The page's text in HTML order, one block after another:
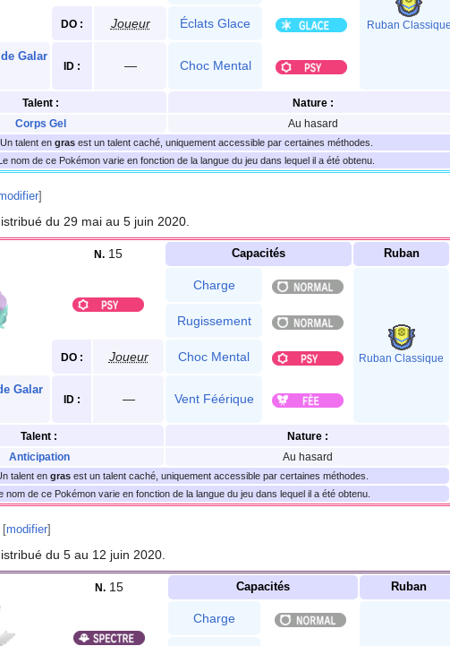
Ruban
DO : Joueur Éclats Glace
Galar
ID : — Choc Mental
Talent : Nature :
Corps Gel Au hasard
Un talent en grasest un talent caché, uniquement accessible par certaines méthodes.
Le nom de ce Pokémon varie en fonction de la langue du jeu dans lequel il a été obtenu.
]
du 29 mai au 5 juin 2020.
N.15 Capacités Ruban
Charge
Ruban Classique
Rugissement
DO : Joueur Choc Mental
Galar
ID : — Vent Féérique
Talent : Nature :
Anticipation Au hasard
talent en grasest un talent caché, uniquement accessible par certaines méthodes.
nom de ce Pokémon varie en fonction de la langue du jeu dans lequel il a été obtenu.
[modifier]
du 5 au 12 juin 2020.
N. 15 Capacités Ruban
Charge